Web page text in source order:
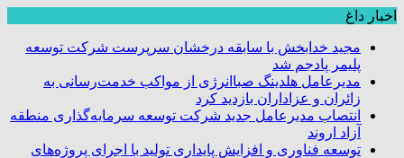
اخبار داغ
مجید خدابخش با سابقه درخشان سرپرست شرکت توسعه
پلیمر پادجم شد
مدیرعامل هلدینگ صباانرژی از مواکب خدمت‌رسانی به
زائران و عزاداران بازدید کرد
انتصاب مدیرعامل جدید شرکت توسعه سرمایه‌گذاری منطقه
آزاد اروند
توسعه فناوری و افزایش پایداری تولید با اجرای پروژه‌های